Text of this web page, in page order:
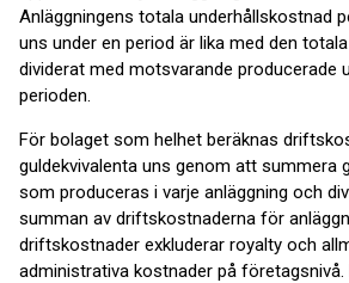
Anläggningens totala underhållskostnad
uns under en period är lika med den
dividerat med motsvarande producerade
perioden.
För bolaget som helhet beräknas
guldekvivalenta uns genom att summera
som produceras i varje anläggning och
summan av driftskostnaderna för
driftskostnader exkluderar royalty och
administrativa kostnader på företagsnivå.